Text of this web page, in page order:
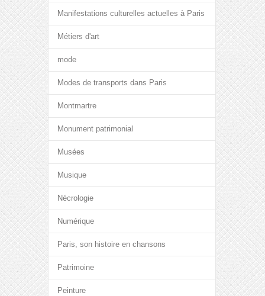
Manifestations culturelles actuelles à Paris
Métiers d'art
mode
Modes de transports dans Paris
Montmartre
Monument patrimonial
Musées
Musique
Nécrologie
Numérique
Paris, son histoire en chansons
Patrimoine
Peinture